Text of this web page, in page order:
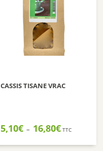
CASSIS TISANE VRAC
5,10€ – 16,80€Plage
prix :
TTC